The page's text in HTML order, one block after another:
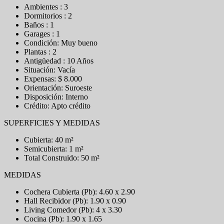
Ambientes : 3
Dormitorios : 2
Baños : 1
Garages : 1
Condición: Muy bueno
Plantas : 2
Antigüedad : 10 Años
Situación: Vacía
Expensas: $ 8.000
Orientación: Suroeste
Disposición: Interno
Crédito: Apto crédito
SUPERFICIES Y MEDIDAS
Cubierta: 40 m²
Semicubierta: 1 m²
Total Construido: 50 m²
MEDIDAS
Cochera Cubierta (Pb): 4.60 x 2.90
Hall Recibidor (Pb): 1.90 x 0.90
Living Comedor (Pb): 4 x 3.30
Cocina (Pb): 1.90 x 1.65